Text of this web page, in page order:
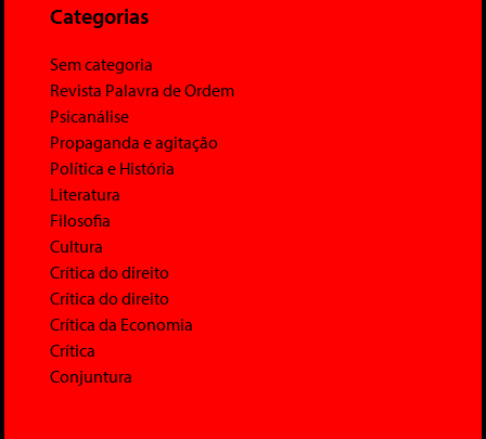
Categorias
Sem categoria
Revista Palavra de Ordem
Psicanálise
Propaganda e agitação
Política e História
Literatura
Filosofia
Cultura
Crítica do direito
Crítica do direito
Crítica da Economia
Crítica
Conjuntura